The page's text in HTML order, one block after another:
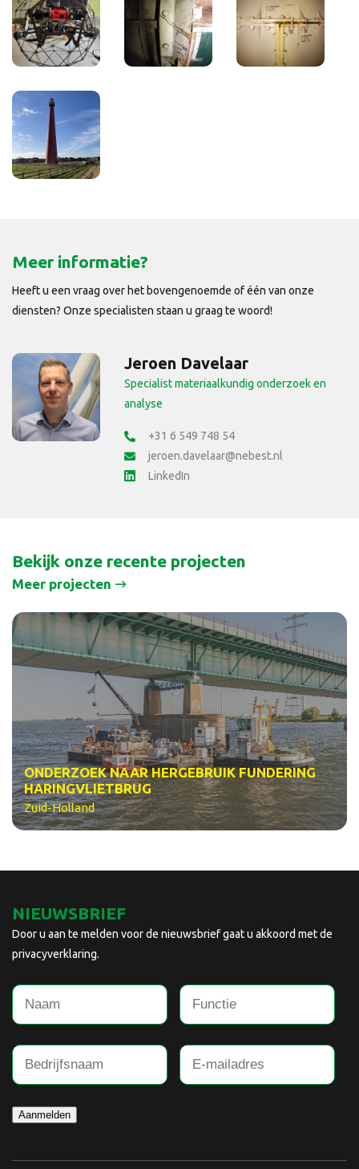
Meer informatie?
Heeft u een vraag over het bovengenoemde of één van onze
diensten? Onze specialisten staan u graag te woord!
Jeroen Davelaar
Specialist materiaalkundig onderzoek en
analyse
+31 6 549 748 54
jeroen.davelaar@nebest.nl
LinkedIn
Bekijk onze recente projecten
Meer projecten
ONDERZOEK NAAR HERGEBRUIK FUNDERING
HARINGVLIETBRUG
Zuid-Holland
NIEUWSBRIEF
Door u aan te melden voor de nieuwsbrief gaat u akkoord met de
privacyverklaring.
Aanmelden